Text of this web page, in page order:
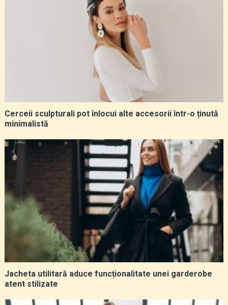
Cerceii sculpturali pot înlocui alte accesorii într-o ținută
minimalistă
Jacheta utilitară aduce funcționalitate unei garderobe
atent stilizate